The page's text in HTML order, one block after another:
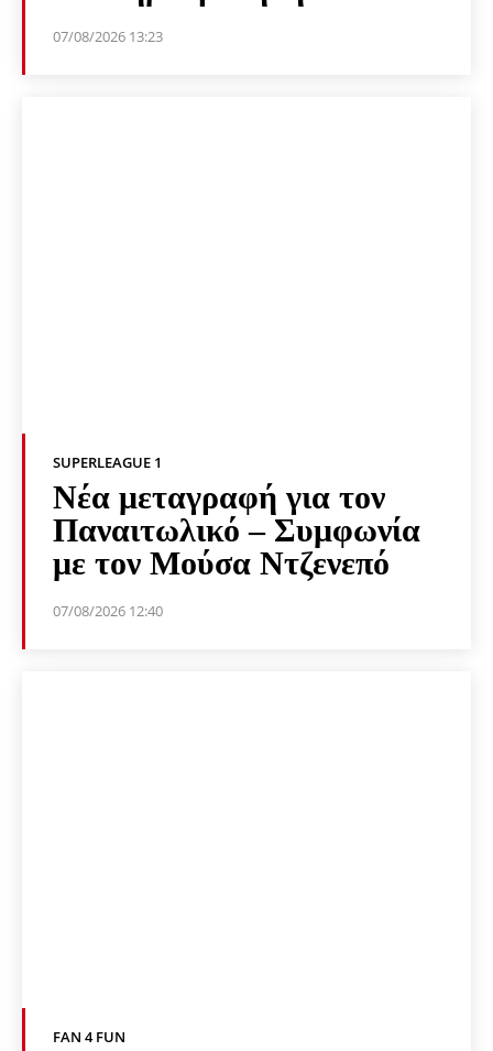
07/08/2026 13:23
SUPERLEAGUE 1
Νέα μεταγραφή για τον
Παναιτωλικό – Συμφωνία
με τον Μούσα Ντζενεπό
07/08/2026 12:40
FAN 4 FUN